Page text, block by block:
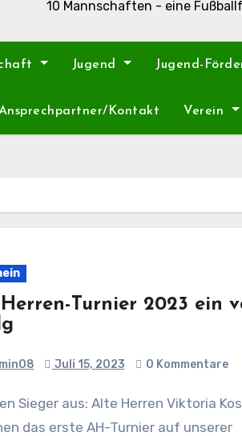
10 Mannschaften - eine
Jugend Jugend-
Kontakt Verein
Turnier 2023 ein
Juli 15, 2023 0 Kommentare
das erste AH-Turnier auf unserer